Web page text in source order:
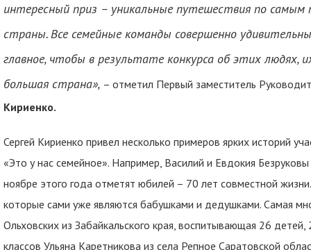
интересный приз – уникальные путешествия по
страны. Все семейные команды совершенно
главное, чтобы в результате конкурса об этиxлюдях,
большая страна», – отметил Первый заместитель
Кириенко.
Сергей Кириенко привел несколько примеров ярких историй
«Это у нас семейное». Например, Василий и Евдокия
ноябре этого года отметят юбилей – 70 лет совместной
которые сами уже являются бабушками и дедушками. Самая
Ольховских из Забайкальского края, воспитывающая 26
классов Ульяна Каретникова из села Репное Саратовской